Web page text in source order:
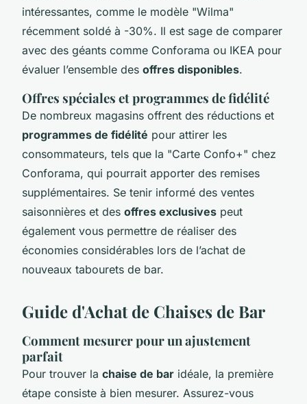
intéressantes, comme le modèle "Wilma"
récemment soldé à -30%. Il est sage de comparer
avec des géants comme Conforama ou IKEA pour
évaluer l’ensemble des offres disponibles.
Offres spéciales et programmes de fidélité
De nombreux magasins offrent des réductions et
programmes de fidélité pour attirer les
consommateurs, tels que la "Carte Confo+" chez
Conforama, qui pourrait apporter des remises
supplémentaires. Se tenir informé des ventes
saisonnières et des offres exclusives peut
également vous permettre de réaliser des
économies considérables lors de l’achat de
nouveaux tabourets de bar.
Guide d'Achat de Chaises de Bar
Comment mesurer pour un ajustement
parfait
Pour trouver la chaise de bar idéale, la première
étape consiste à bien mesurer. Assurez-vous